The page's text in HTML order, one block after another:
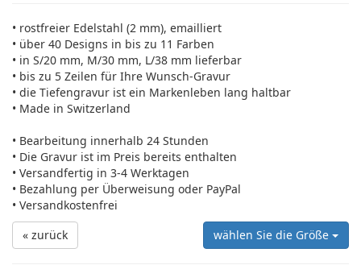
• rostfreier Edelstahl (2 mm), emailliert
• über 40 Designs in bis zu 11 Farben
• in S/20 mm, M/30 mm, L/38 mm lieferbar
• bis zu 5 Zeilen für Ihre Wunsch-Gravur
• die Tiefengravur ist ein Markenleben lang haltbar
• Made in Switzerland
• Bearbeitung innerhalb 24 Stunden
• Die Gravur ist im Preis bereits enthalten
• Versandfertig in 3-4 Werktagen
• Bezahlung per Überweisung oder PayPal
• Versandkostenfrei
« zurück
wählen Sie die Größe